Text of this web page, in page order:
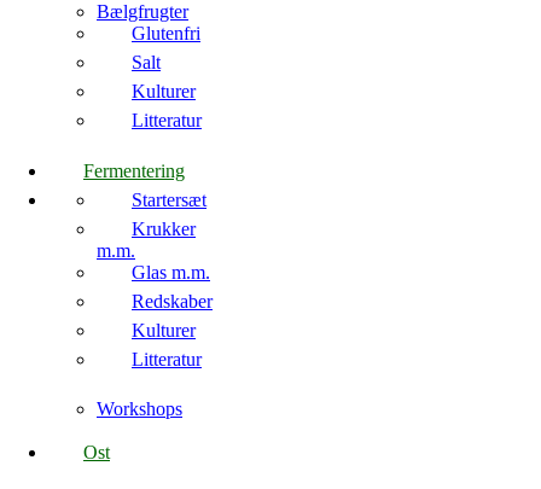
Bælgfrugter
Glutenfri
Salt
Kulturer
Litteratur
Fermentering
Startersæt
Krukker
m.m.
Glas m.m.
Redskaber
Kulturer
Litteratur
Workshops
Ost